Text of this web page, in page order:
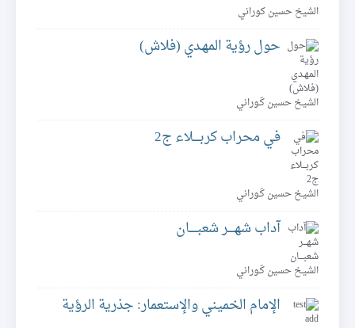
الشيخ حسين كوراني
حول رؤية المهـدي (فلاش)
الشيـخ حسين كَـوراني
في محراب كربــــلاء ج2
الشيـخ حسين كَـوراني
آداب شهــــر شعبـــــان
الشيـخ حسين كَـوراني
الإمام الخميني والإستعمار: جذرية الرؤية